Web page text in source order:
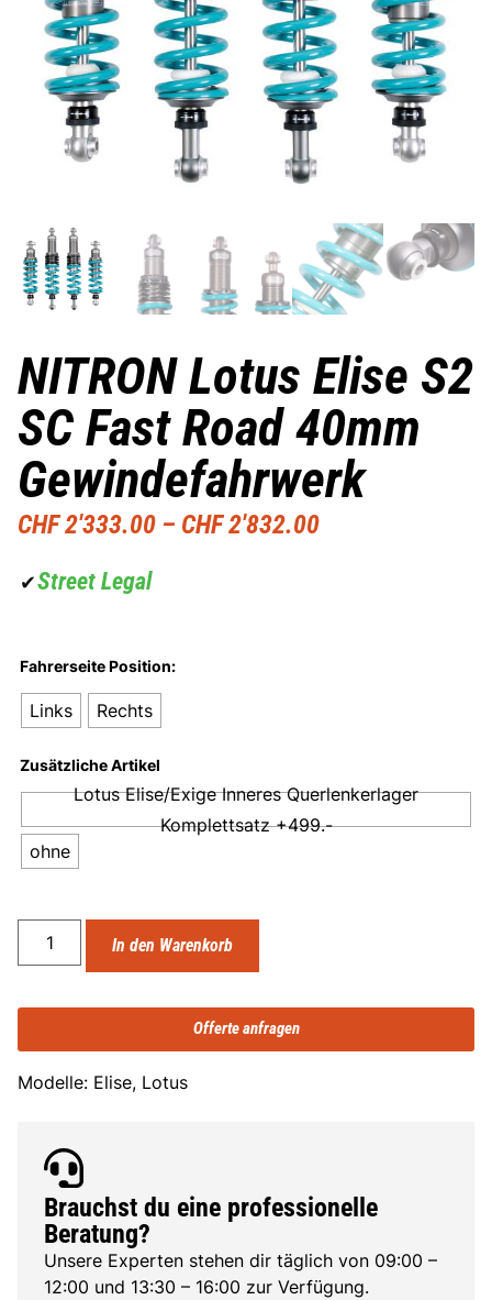
NITRON Lotus Elise S2
SC Fast Road 40mm
Gewindefahrwerk
CHF2'333.00 – CHF2'832.00
✔Street Legal
Fahrerseite Position:
Links Rechts
Zusätzliche Artikel
Lotus Elise/Exige Inneres Querlenkerlager
Komplettsatz +499.-
ohne
In den Warenkorb
Offerte anfragen
Modelle: Elise, Lotus
Brauchst du eine professionelle
Beratung?
Unsere Experten stehen dir täglich von 09:00 –
12:00 und 13:30 – 16:00 zur Verfügung.